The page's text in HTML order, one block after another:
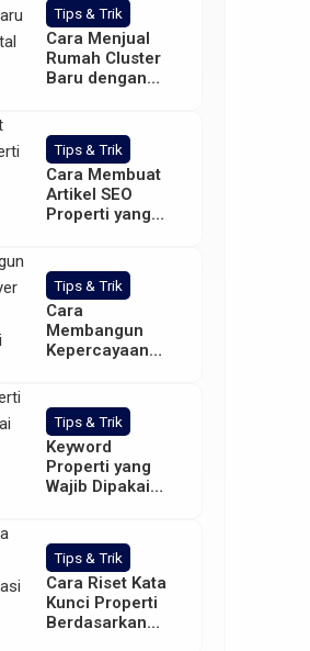
Tips & Trik
Cara Menjual
Rumah Cluster
Baru dengan
Tips & Trik
Cara Membuat
Artikel SEO
Properti yang
Calon Buyer
Tips & Trik
Cara
Membangun
Kepercayaan
ke Lokasi Proyek
Tips & Trik
Keyword
Properti yang
Wajib Dipakai
Tips & Trik
Cara Riset Kata
Kunci Properti
Berdasarkan